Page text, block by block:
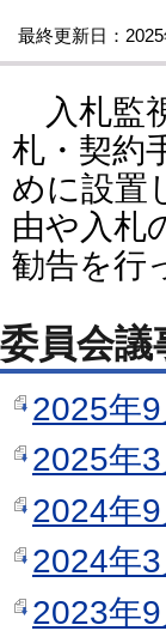
最終更新日：
入札監
札・契約
めに設置
由や入札
勧告を行
委員会議
2025年
2025年
2024年
2024年
2023年